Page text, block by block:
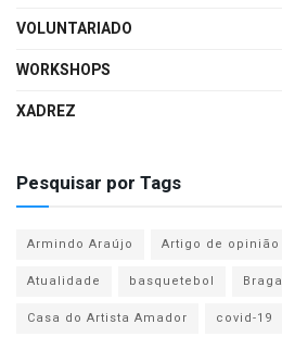
VOLUNTARIADO
WORKSHOPS
XADREZ
Pesquisar por Tags
Armindo Araújo Artigo de opinião
Atualidade
basquetebol Braga
Casa do Artista Amador
covid-19